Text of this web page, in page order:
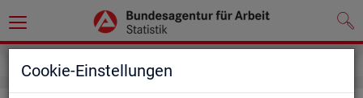
Cookie-Einstellungen